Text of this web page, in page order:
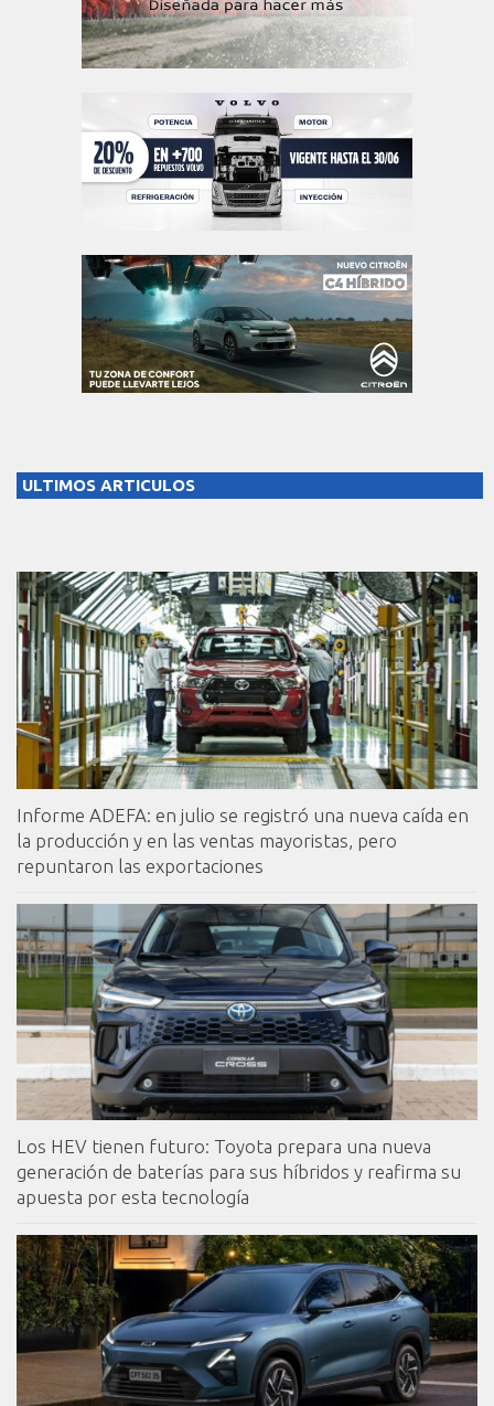
ULTIMOS ARTICULOS
Informe ADEFA: en julio se registró una nueva caída en
la producción y en las ventas mayoristas, pero
repuntaron las exportaciones
Los HEV tienen futuro: Toyota prepara una nueva
generación de baterías para sus híbridos y reafirma su
apuesta por esta tecnología